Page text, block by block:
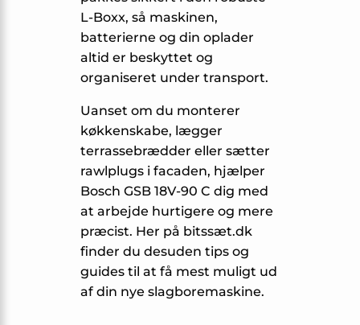
L-Boxx, så maskinen,
batterierne og din oplader
altid er beskyttet og
organiseret under transport.
Uanset om du monterer
køkkenskabe, lægger
terrassebrædder eller sætter
rawlplugs i facaden, hjælper
Bosch GSB 18V-90 C dig med
at arbejde hurtigere og mere
præcist. Her på bitssæt.dk
finder du desuden tips og
guides til at få mest muligt ud
af din nye slagboremaskine.